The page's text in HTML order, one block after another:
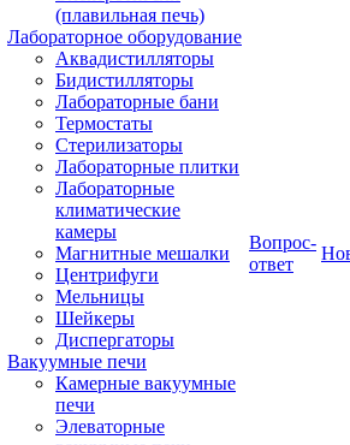
(плавильная печь)
Лабораторное оборудование
Аквадистилляторы
Бидистилляторы
Лабораторные бани
Термостаты
Стерилизаторы
Лабораторные плитки
Лабораторные
климатические
камеры
Магнитные мешалки
Центрифуги
Мельницы
Шейкеры
Диспергаторы
Вакуумные печи
Камерные вакуумные
печи
Элеваторные
Вопрос-
ответ